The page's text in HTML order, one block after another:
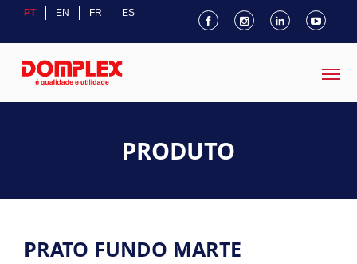
PT EN FR ES
PRODUTO
PRATO FUNDO MARTE